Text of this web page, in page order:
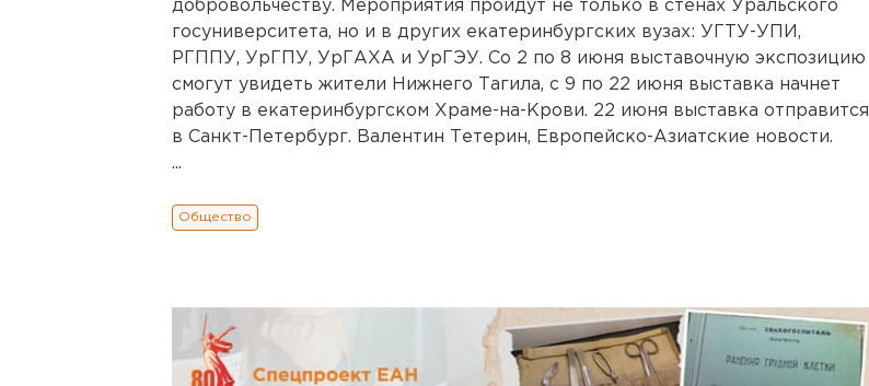
добровольчеству. Мероприятия пройдут не только в стенах Уральского
госуниверситета, но и в других екатеринбургских вузах: УГТУ-УПИ,
РГППУ, УрГПУ, УрГАХА и УрГЭУ. Со 2 по 8 июня выставочную экспозицию
смогут увидеть жители Нижнего Тагила, с 9 по 22 июня выставка начнет
работу в екатеринбургском Храме-на-Крови. 22 июня выставка отправится
в Санкт-Петербург. Валентин Тетерин, Европейско-Азиатские новости.
...
Общество